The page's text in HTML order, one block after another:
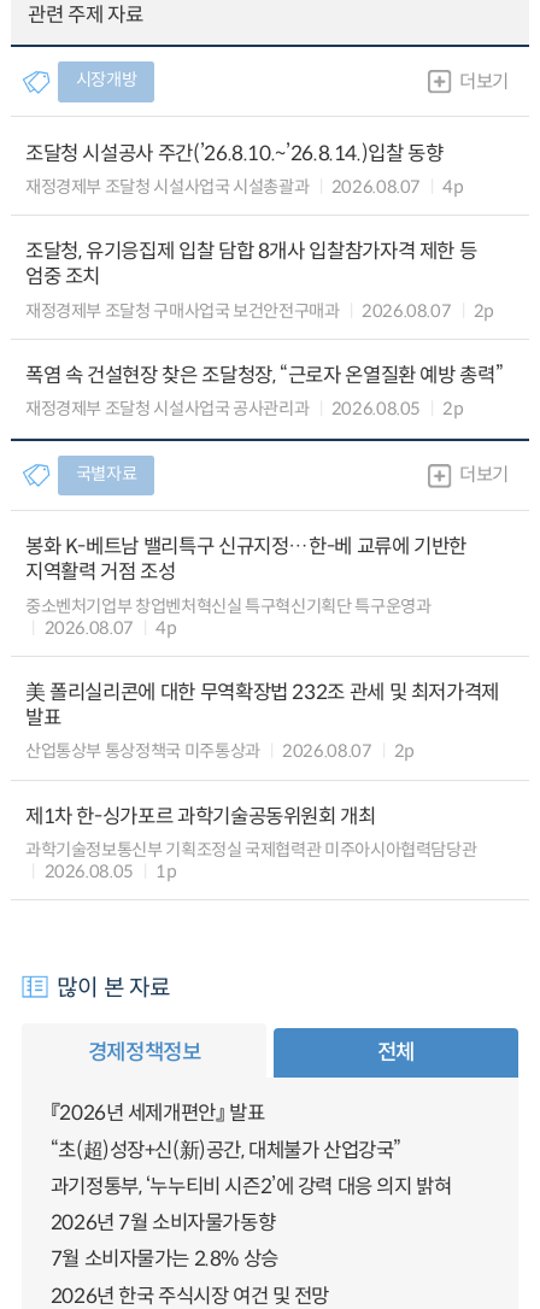
관련 주제 자료
시장개방 더보기
조달청 시설공사 주간(’26.8.10.~’26.8.14.)입찰 동향
재정경제부 조달청 시설사업국 시설총괄과 2026.08.07 4p
조달청, 유기응집제 입찰 담합 8개사 입찰참가자격 제한 등
엄중 조치
재정경제부 조달청 구매사업국 보건안전구매과 2026.08.07 2p
폭염 속 건설현장 찾은 조달청장, “근로자 온열질환 예방 총력”
재정경제부 조달청 시설사업국 공사관리과 2026.08.05 2p
국별자료 더보기
봉화 K-베트남 밸리특구 신규지정…한-베 교류에 기반한
지역활력 거점 조성
중소벤처기업부 창업벤처혁신실 특구혁신기획단 특구운영과
2026.08.07
4p
美 폴리실리콘에 대한 무역확장법 232조 관세 및 최저가격제
발표
산업통상부 통상정책국 미주통상과 2026.08.07 2p
제1차 한-싱가포르 과학기술공동위원회 개최
과학기술정보통신부 기획조정실 국제협력관 미주아시아협력담당관
2026.08.05
1p
많이 본 자료
경제정책정보 전체
『2026년 세제개편안』 발표
“초(超)성장+신(新)공간, 대체불가 산업강국”
과기정통부, ‘누누티비 시즌2’에 강력 대응 의지 밝혀
2026년 7월 소비자물가동향
7월 소비자물가는 2.8% 상승
2026년 한국 주식시장 여건 및 전망